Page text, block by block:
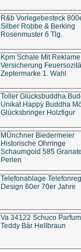
R&b Vorlegebesteck
Silber Robbe & Berking
Rosenmuster 6 Tlg.
Kpm Schale Mit Reklame
Versicherung
Zeptermarke 1. Wahl
Toller Glücksbuddha
Unikat Happy Buddha
Glücksbringer Holzfigur
MÜnchner Biedermeier
Historische Ohrringe
Schaumgold 585
Perlen
Telefonablage
Design 60er 70er Jahre
Va 34122 Schuco
Teddy Bär Hellbraun